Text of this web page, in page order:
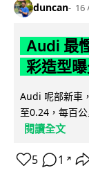
duncan 16
Audi 最
彩造型
Audi 呢部新車
至0.24，每百
閱讀全文
5 1 ↗